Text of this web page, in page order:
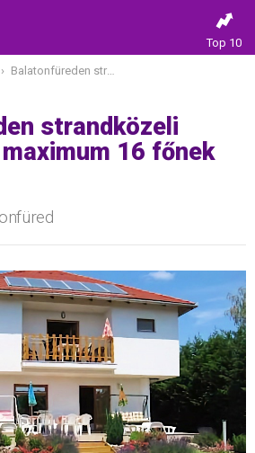
Top 10
Balatonfüreden strandközeli apartmanok maximum 16 főnek kiadó
strandközeli
16 főnek